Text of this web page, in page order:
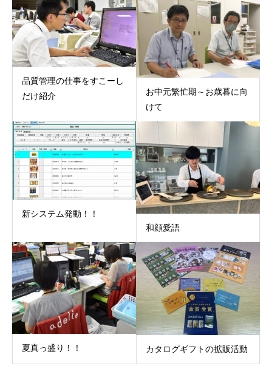
品質管理の仕事をすこーし
だけ紹介
お中元繁忙期～お歳暮に向
けて
新システム発動！！
和顔愛語
夏真っ盛り！！ カタログギフトの拡販活動